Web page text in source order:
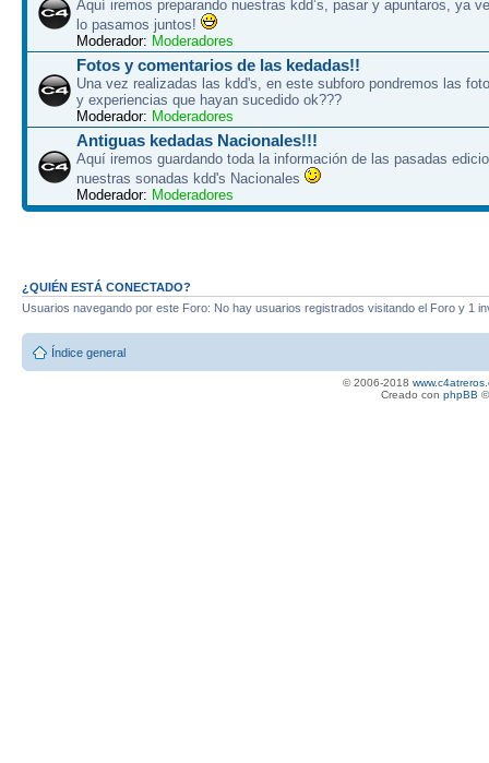
Aquí iremos preparando nuestras kdd’s, pasar y apuntaros, ya
lo pasamos juntos!
Moderador: Moderadores
Fotos y comentarios de las kedadas!!
Una vez realizadas las kdd's, en este subforo pondremos las
y experiencias que hayan sucedido ok???
Moderador: Moderadores
Antiguas kedadas Nacionales!!!
Aquí iremos guardando toda la información de las pasadas
nuestras sonadas kdd's Nacionales
Moderador: Moderadores
¿QUIÉN ESTÁ CONECTADO?
Usuarios navegando por este Foro: No hay usuarios registrados visitando el Foro y 1
Índice general
© 2006-2018
Creado con phpBB